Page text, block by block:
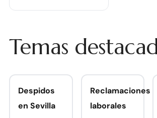
Temas
Despidos
en Sevilla
Reclamaciones
laborales